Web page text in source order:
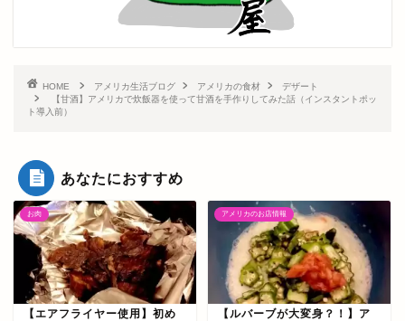
HOME アメリカ生活ブログ アメリカの食材
デザート
【甘酒】アメリカで炊飯器を使って甘酒を手作りしてみた話（インスタントポッ
ト導入前）
あなたにおすすめ
お肉
【エアフライヤー使用】初め
アメリカのお店情報
【ルバーブが大変身？！】ア